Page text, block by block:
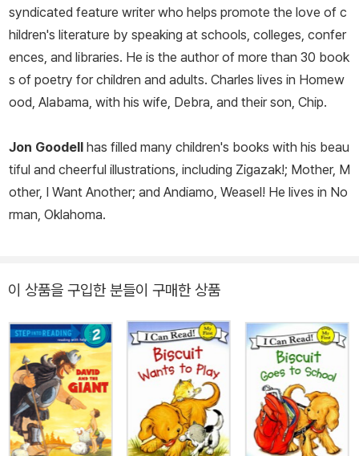
syndicated feature writer who helps promote the love of c
hildren's literature by speaking at schools, colleges, confer
ences, and libraries. He is the author of more than 30 book
s of poetry for children and adults. Charles lives in Homew
ood, Alabama, with his wife, Debra, and their son, Chip.
Jon Goodell has filled many children's books with his beau
tiful and cheerful illustrations, including Zigazak!; Mother, M
other, I Want Another; and Andiamo, Weasel! He lives in No
rman, Oklahoma.
이 상품을 구입한 분들이 구매한 상품